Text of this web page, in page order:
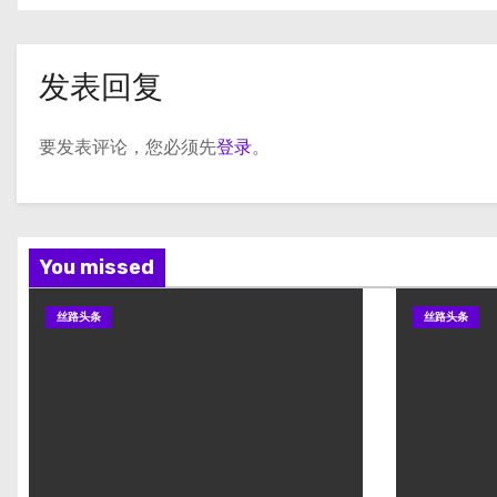
发表回复
要发表评论，您必须先登录。
You missed
丝路头条 丝路头条